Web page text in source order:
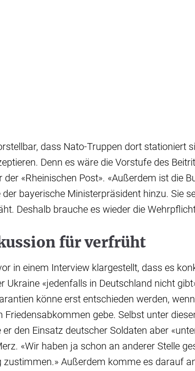
dass Nato-Truppen dort stationiert
Denn es wäre die Vorstufe des
der «Rheinischen Post». «Außerdem ist die
bayerische Ministerpräsident hinzu. Sie
Deshalb brauche es wieder die
für verfrüht
in einem Interview klargestellt, dass es
Ukraine «jedenfalls in Deutschland nicht
könne erst entschieden werden,
gebe. Selbst unter
den Einsatz deutscher Soldaten aber
«Wir haben ja schon an anderer Stelle
zustimmen.» Außerdem komme es darauf